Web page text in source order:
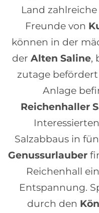
Land
Freunde von
können in der
der Alten Saline,
zutage
Anlage
Reichenhaller
Salzabbaus in
Genussurlauber
Reichenhall
Entspannung.
durch den